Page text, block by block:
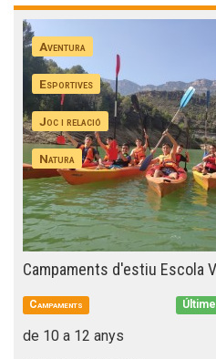
Aventura
Esportives
Joc i relació
Natura
Campaments d'estiu Escola
Campaments
de 10 a 12 anys